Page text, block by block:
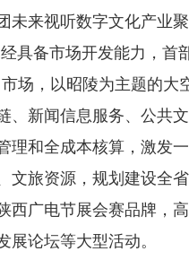
未来视听数字文化产业
具备市场开发能力，首
场，以昭陵为主题的大
新闻信息服务、公共
理和全成本核算，激发
文旅资源，规划建设全
广电节展会赛品牌，
论坛等大型活动。